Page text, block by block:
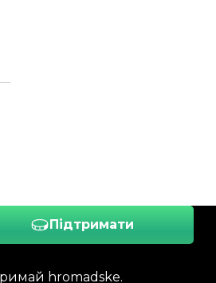
Підтримати
hromadske.